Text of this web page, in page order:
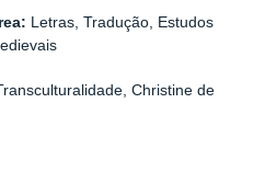
Letras, Tradução, Estudos
Christine de